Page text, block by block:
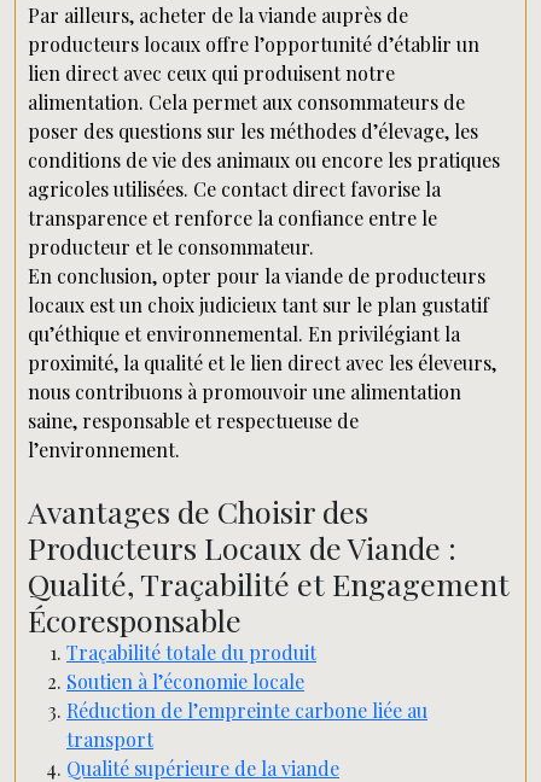
Par ailleurs, acheter de la viande auprès de
producteurs locaux offre l’opportunité d’établir un
lien direct avec ceux qui produisent notre
alimentation. Cela permet aux consommateurs de
poser des questions sur les méthodes d’élevage, les
conditions de vie des animaux ou encore les pratiques
agricoles utilisées. Ce contact direct favorise la
transparence et renforce la confiance entre le
producteur et le consommateur.
En conclusion, opter pour la viande de producteurs
locaux est un choix judicieux tant sur le plan gustatif
qu’éthique et environnemental. En privilégiant la
proximité, la qualité et le lien direct avec les éleveurs,
nous contribuons à promouvoir une alimentation
saine, responsable et respectueuse de
l’environnement.
Avantages de Choisir des
Producteurs Locaux de Viande :
Qualité, Traçabilité et Engagement
Écoresponsable
Traçabilité totale du produit
Soutien à l’économie locale
Réduction de l’empreinte carbone liée au
transport
Qualité supérieure de la viande